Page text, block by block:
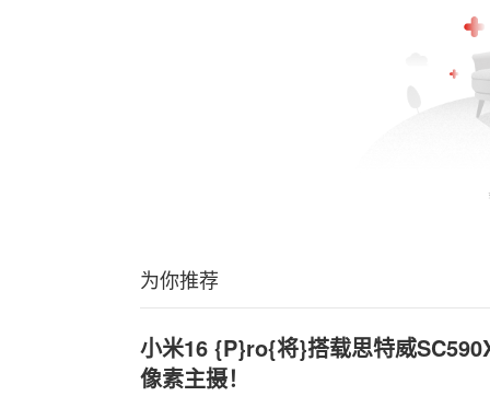
为你推荐
小米16 {P}ro{将}搭载思特威
像素主摄！